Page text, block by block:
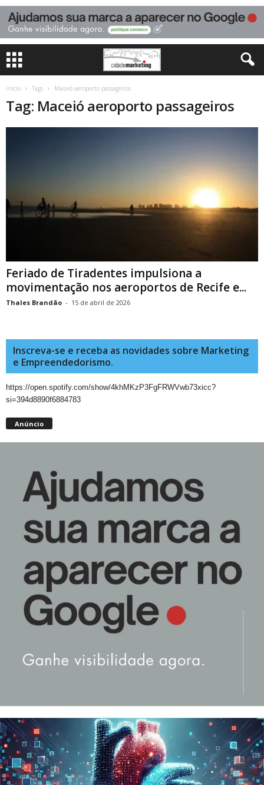
Início Tags Maceió aeroporto passageiros
Tag: Maceió aeroporto passageiros
Feriado de Tiradentes impulsiona a
movimentação nos aeroportos de Recife e...
Thales Brandão - 15 de abril de 2026
Inscreva-se e receba as novidades sobre Marketing
e Empreendedorismo.
https://open.spotify.com/show/4khMKzP3FgFRWVwb73xicc?
si=394d8890f6884783
Anúncio